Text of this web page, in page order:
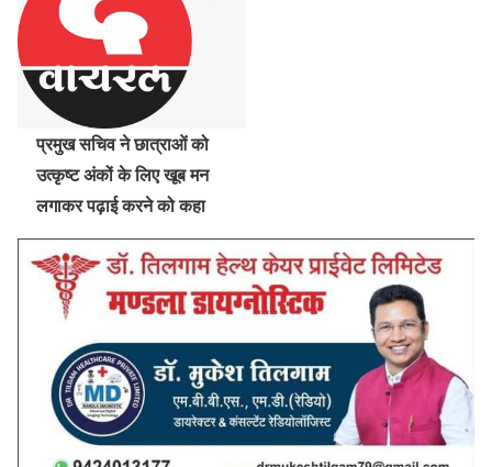
प्रमुख सचिव ने छात्राओं को
उत्कृष्ट अंकों के लिए खूब मन
लगाकर पढ़ाई करने को कहा